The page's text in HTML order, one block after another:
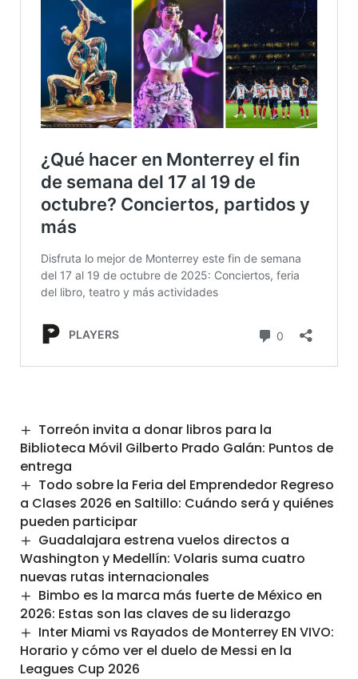
Torreón invita a donar libros para la
Biblioteca Móvil Gilberto Prado Galán: Puntos de
entrega
Todo sobre la Feria del Emprendedor Regreso
a Clases 2026 en Saltillo: Cuándo será y quiénes
pueden participar
Guadalajara estrena vuelos directos a
Washington y Medellín: Volaris suma cuatro
nuevas rutas internacionales
Bimbo es la marca más fuerte de México en
2026: Estas son las claves de su liderazgo
Inter Miami vs Rayados de Monterrey EN VIVO:
Horario y cómo ver el duelo de Messi en la
Leagues Cup 2026